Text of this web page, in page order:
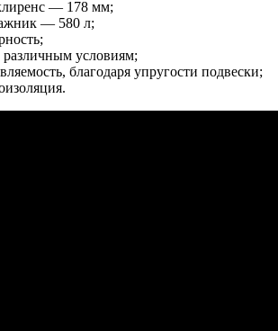
— 178 мм;
— 580 л;
различным условиям;
благодаря упругости подвески;